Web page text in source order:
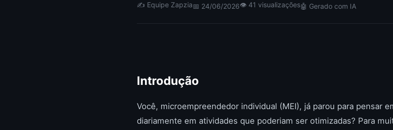
✍️ Equipe Zapzia📅 24/06/2026👁 41 visualizações🤖 Gerado com IA
Introdução
Você, microempreendedor individual (MEI), já parou para pensar
diariamente em atividades que poderiam ser otimizadas? Para